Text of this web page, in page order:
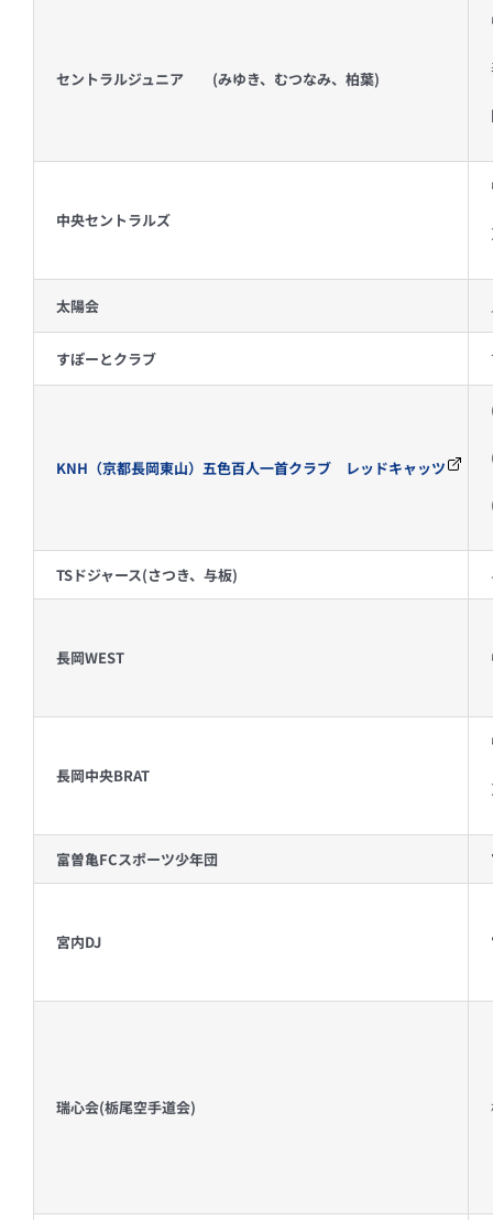
セントラルジュニア (みゆき、むつなみ、柏葉)
中央セントラルズ
太陽会
すぽーとクラブ
KNH（京都長岡東山）五色百人一首クラブ レッドキャッツ
TSドジャース(さつき、与板)
長岡WEST
長岡中央BRAT
富曽亀FCスポーツ少年団
宮内DJ
瑞心会(栃尾空手道会)